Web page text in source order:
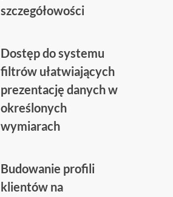
szczegółowości
Dostęp do systemu
filtrów ułatwiających
prezentację danych w
określonych
wymiarach
Budowanie profili
klientów na